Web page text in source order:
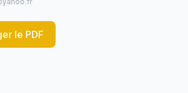
le PDF